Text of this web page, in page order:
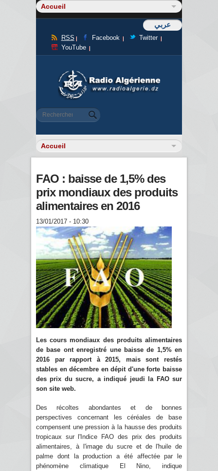
عربي
RSS Facebook
Twitter
YouTube
Formulaire de recherche
Rechercher
FAO : baisse de 1,5% des
prix mondiaux des produits
alimentaires en 2016
13/01/2017 - 10:30
Les cours mondiaux des produits alimentaires
de base ont enregistré une baisse de 1,5% en
2016 par rapport à 2015, mais sont restés
stables en décembre en dépit d'une forte baisse
des prix du sucre, a indiqué jeudi la FAO sur
son site web.
Des récoltes abondantes et de bonnes
perspectives concernant les céréales de base
compensent une pression à la hausse des produits
tropicaux sur l'Indice FAO des prix des produits
alimentaires, à l'image du sucre et de l'huile de
palme dont la production a été affectée par le
phénomène climatique El Nino, indique